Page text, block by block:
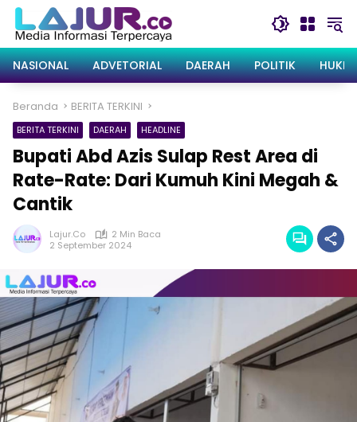
Langsung
konten
NASIONAL
ADVETORIAL DAERAH POLITIK
Beranda BERITA TERKINI
BERITA TERKINI DAERAH HEADLINE
Bupati Abd Azis Sulap Rest Area di
Rate-Rate: Dari Kumuh Kini Megah &
Cantik
Lajur.co
2 Min Baca
2 September 2024